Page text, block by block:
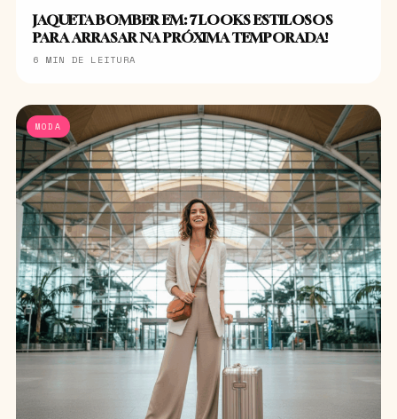
JAQUETA BOMBER EM: 7 LOOKS ESTILOSOS
PARA ARRASAR NA PRÓXIMA TEMPORADA!
6 MIN DE LEITURA
MODA